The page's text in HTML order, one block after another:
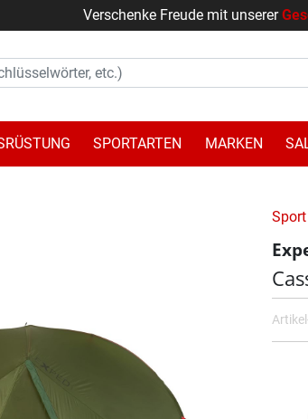
Verschenke Freude mit unserer
SPORTARTEN MARKEN
Sport